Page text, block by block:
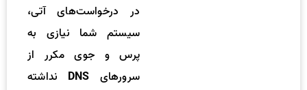
در درخواست‌های آتی،
سیستم شما نیازی به
پرس و جوی مکرر از
سرورهای DNS نداشته